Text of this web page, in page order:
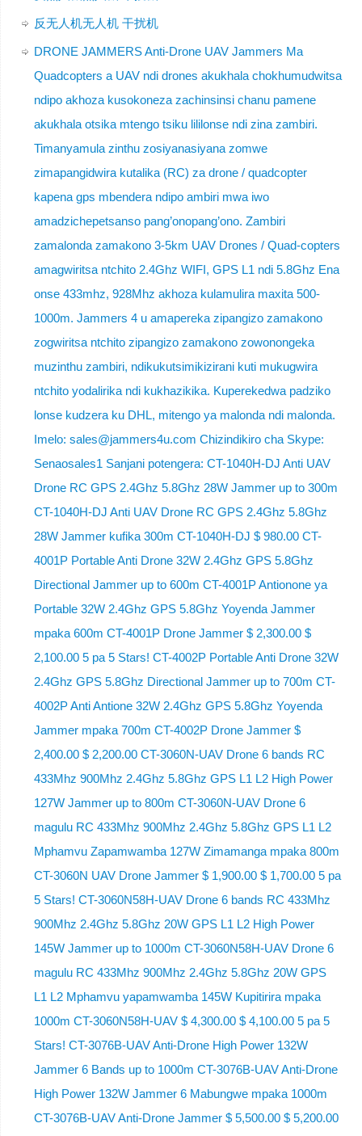
反无人机无人机 干扰机
DRONE JAMMERS Anti-Drone UAV Jammers Ma
Quadcopters a UAV ndi drones akukhala chokhumudwitsa
ndipo akhoza kusokoneza zachinsinsi chanu pamene
akukhala otsika mtengo tsiku lililonse ndi zina zambiri.
Timanyamula zinthu zosiyanasiyana zomwe
zimapangidwira kutalika (RC) za drone / quadcopter
kapena gps mbendera ndipo ambiri mwa iwo
amadzichepetsanso pang’onopang’ono. Zambiri
zamalonda zamakono 3-5km UAV Drones / Quad-copters
amagwiritsa ntchito 2.4Ghz WIFI, GPS L1 ndi 5.8Ghz Ena
onse 433mhz, 928Mhz akhoza kulamulira maxita 500-
1000m. Jammers 4 u amapereka zipangizo zamakono
zogwiritsa ntchito zipangizo zamakono zowonongeka
muzinthu zambiri, ndikukutsimikizirani kuti mukugwira
ntchito yodalirika ndi kukhazikika. Kuperekedwa padziko
lonse kudzera ku DHL, mitengo ya malonda ndi malonda.
Imelo: sales@jammers4u.com Chizindikiro cha Skype:
Senaosales1 Sanjani potengera: CT-1040H-DJ Anti UAV
Drone RC GPS 2.4Ghz 5.8Ghz 28W Jammer up to 300m
CT-1040H-DJ Anti UAV Drone RC GPS 2.4Ghz 5.8Ghz
28W Jammer kufika 300m CT-1040H-DJ $ 980.00 CT-
4001P Portable Anti Drone 32W 2.4Ghz GPS 5.8Ghz
Directional Jammer up to 600m CT-4001P Antionone ya
Portable 32W 2.4Ghz GPS 5.8Ghz Yoyenda Jammer
mpaka 600m CT-4001P Drone Jammer $ 2,300.00 $
2,100.00 5 pa 5 Stars! CT-4002P Portable Anti Drone 32W
2.4Ghz GPS 5.8Ghz Directional Jammer up to 700m CT-
4002P Anti Antione 32W 2.4Ghz GPS 5.8Ghz Yoyenda
Jammer mpaka 700m CT-4002P Drone Jammer $
2,400.00 $ 2,200.00 CT-3060N-UAV Drone 6 bands RC
433Mhz 900Mhz 2.4Ghz 5.8Ghz GPS L1 L2 High Power
127W Jammer up to 800m CT-3060N-UAV Drone 6
magulu RC 433Mhz 900Mhz 2.4Ghz 5.8Ghz GPS L1 L2
Mphamvu Zapamwamba 127W Zimamanga mpaka 800m
CT-3060N UAV Drone Jammer $ 1,900.00 $ 1,700.00 5 pa
5 Stars! CT-3060N58H-UAV Drone 6 bands RC 433Mhz
900Mhz 2.4Ghz 5.8Ghz 20W GPS L1 L2 High Power
145W Jammer up to 1000m CT-3060N58H-UAV Drone 6
magulu RC 433Mhz 900Mhz 2.4Ghz 5.8Ghz 20W GPS
L1 L2 Mphamvu yapamwamba 145W Kupitirira mpaka
1000m CT-3060N58H-UAV $ 4,300.00 $ 4,100.00 5 pa 5
Stars! CT-3076B-UAV Anti-Drone High Power 132W
Jammer 6 Bands up to 1000m CT-3076B-UAV Anti-Drone
High Power 132W Jammer 6 Mabungwe mpaka 1000m
CT-3076B-UAV Anti-Drone Jammer $ 5,500.00 $ 5,200.00